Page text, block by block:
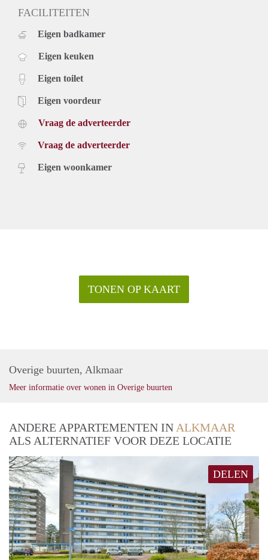
FACILITEITEN
Eigen badkamer
Eigen keuken
Eigen toilet
Eigen voordeur
Vraag de adverteerder
Vraag de adverteerder
Eigen woonkamer
TONEN OP KAART
Overige buurten, Alkmaar
Meer informatie over wonen in Overige buurten
ANDERE APPARTEMENTEN IN ALKMAAR
ALS ALTERNATIEF VOOR DEZE LOCATIE
DELEN